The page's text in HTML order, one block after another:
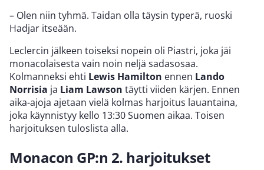
– Olen niin tyhmä. Taidan olla täysin typerä, ruoski
Hadjar itseään.
Leclercin jälkeen toiseksi nopein oli Piastri, joka jäi
monacolaisesta vain noin neljä sadasosaa.
Kolmanneksi ehti Lewis Hamilton ennen Lando
Norrisia ja Liam Lawson täytti viiden kärjen. Ennen
aika-ajoja ajetaan vielä kolmas harjoitus lauantaina,
joka käynnistyy kello 13:30 Suomen aikaa. Toisen
harjoituksen tuloslista alla.
Monacon GP:n 2. harjoitukset